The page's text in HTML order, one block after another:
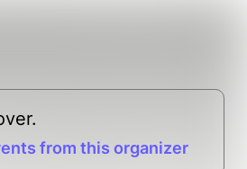
from this organizer